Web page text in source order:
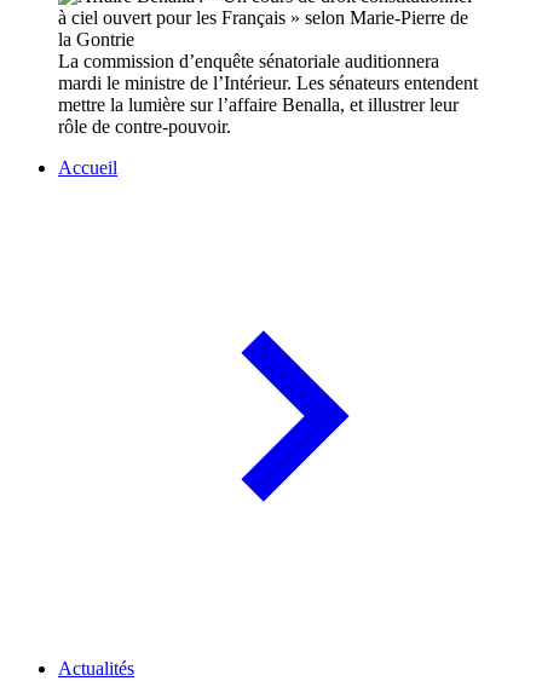
La commission d’enquête sénatoriale auditionnera
mardi le ministre de l’Intérieur. Les sénateurs entendent
mettre la lumière sur l’affaire Benalla, et illustrer leur
rôle de contre-pouvoir.
Accueil
Actualités